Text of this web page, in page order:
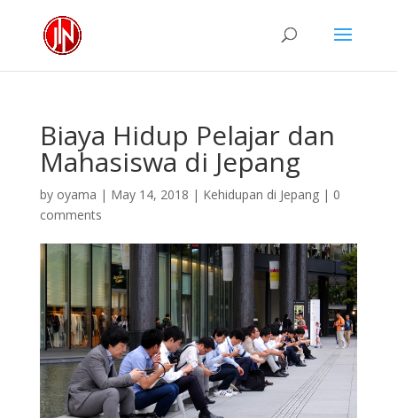
Biaya Hidup Pelajar dan
Mahasiswa di Jepang
by oyama | May 14, 2018 | Kehidupan di Jepang| 0
comments